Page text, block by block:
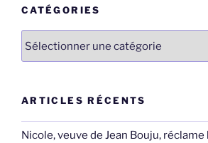
CATÉGORIES
ARTICLES RÉCENTS
Nicole, veuve de Jean Bouju, réclame